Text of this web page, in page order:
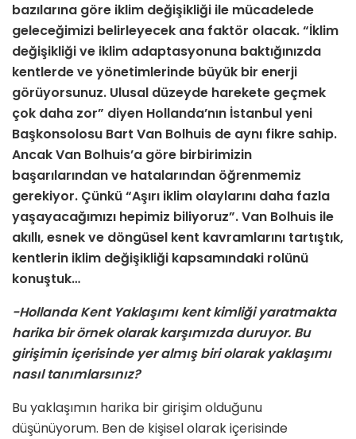
bazılarına göre iklim değişikliği ile mücadelede
geleceğimizi belirleyecek ana faktör olacak. “İklim
değişikliği ve iklim adaptasyonuna baktığınızda
kentlerde ve yönetimlerinde büyük bir enerji
görüyorsunuz. Ulusal düzeyde harekete geçmek
çok daha zor” diyen Hollanda’nın İstanbul yeni
Başkonsolosu Bart Van Bolhuis de aynı fikre sahip.
Ancak Van Bolhuis’a göre birbirimizin
başarılarından ve hatalarından öğrenmemiz
gerekiyor. Çünkü “Aşırı iklim olaylarını daha fazla
yaşayacağımızı hepimiz biliyoruz”. Van Bolhuis ile
akıllı, esnek ve döngüsel kent kavramlarını tartıştık,
kentlerin iklim değişikliği kapsamındaki rolünü
konuştuk…
-Hollanda Kent Yaklaşımı kent kimliği yaratmakta
harika bir örnek olarak karşımızda duruyor. Bu
girişimin içerisinde yer almış biri olarak yaklaşımı
nasıl tanımlarsınız?
Bu yaklaşımın harika bir girişim olduğunu
düşünüyorum. Ben de kişisel olarak içerisinde